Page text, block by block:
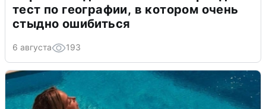
тест по географии, в котором очень
стыдно ошибиться
6 августа 193